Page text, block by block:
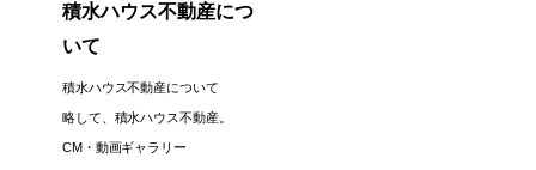
積水ハウス不動産につ
いて
積水ハウス不動産について
略して、積水ハウス不動産。
CM・動画ギャラリー